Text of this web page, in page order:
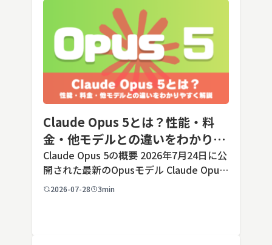
Claude Opus 5とは？性能・料
金・他モデルとの違いをわかりや
すく解説
Claude Opus 5の概要 2026年7月24日に公
開された最新のOpusモデル Claude Opus
5は、米国のAI企業Anthropic（アンソロピ
2026-07-28 3min